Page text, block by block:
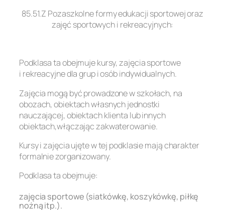
85.51.Z Pozaszkolne formy edukacji sportowej oraz
zajęć sportowych i rekreacyjnych:
Podklasa ta obejmuje kursy, zajęcia sportowe
i rekreacyjne dla grup i osób indywidualnych.
Zajęcia mogą być prowadzone w szkołach, na
obozach, obiektach własnych jednostki
nauczającej, obiektach klienta lub innych
obiektach,włączając zakwaterowanie.
Kursy i zajęcia ujęte w tej podklasie mają charakter
formalnie zorganizowany.
Podklasa ta obejmuje:
zajęcia sportowe (siatkówkę, koszykówkę, piłkę
nożną itp.).